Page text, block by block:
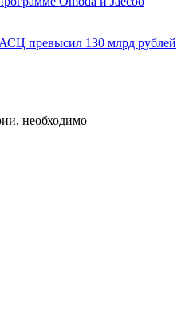
превысил 130 млрд рублей
необходимо